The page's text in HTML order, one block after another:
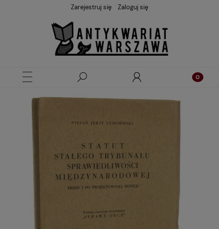
Zarejestruj się Zaloguj się